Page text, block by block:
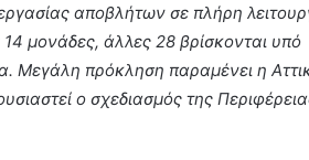
αποβλήτων σε πλήρη
μονάδες, άλλες 28 βρίσκονται υπό
Μεγάλη πρόκληση παραμένει η
ο σχεδιασμός της